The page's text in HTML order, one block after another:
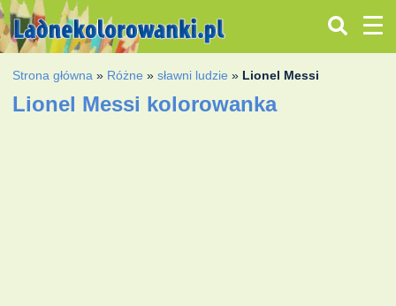
Strona główna » Różne »sławni ludzie » Lionel Messi
Lionel Messi kolorowanka